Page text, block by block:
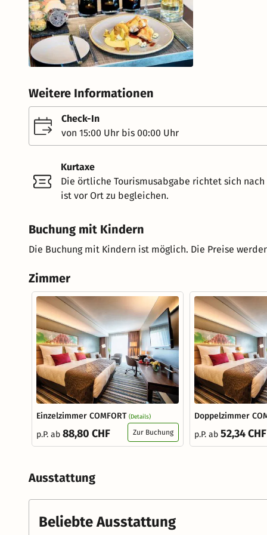
Weitere Informationen
Check-In
von 15:00 Uhr bis 00:00 Uhr
Kurtaxe
Die örtliche Tourismusabgabe richtet sich
ist vor Ort zu begleichen.
Buchung mit Kindern
Die Buchung mit Kindern ist möglich. Die Preise
Zimmer
Einzelzimmer COMFORT (Details)
p.P. ab 88,80 CHF Zur Buchung
Doppelzimmer
p.P. ab 52,34 CHF
Ausstattung
Beliebte Ausstattung